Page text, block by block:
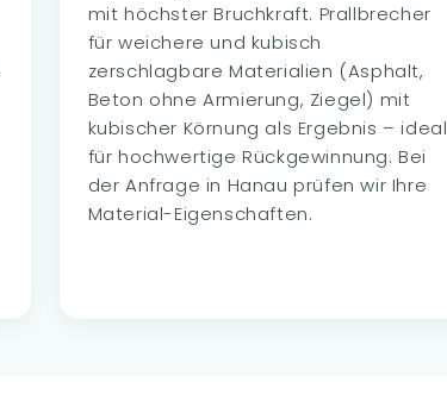
mit höchster Bruchkraft. Prallbrecher
für weichere und kubisch
zerschlagbare Materialien (Asphalt,
Beton ohne Armierung, Ziegel) mit
kubischer Körnung als Ergebnis – ideal
für hochwertige Rückgewinnung. Bei
der Anfrage in Hanau prüfen wir Ihre
Material-Eigenschaften.